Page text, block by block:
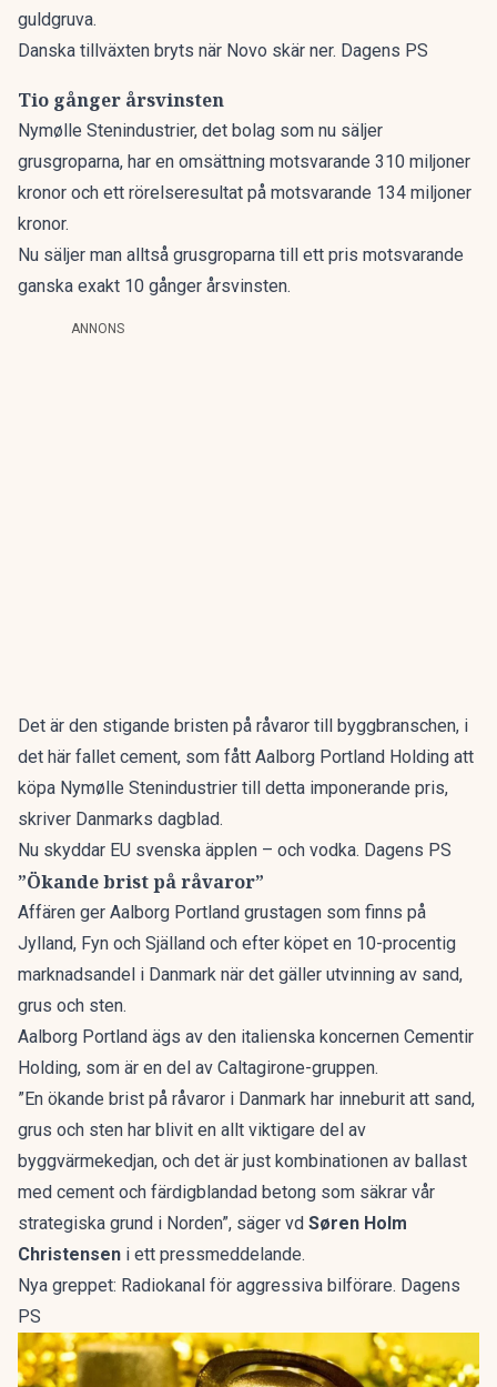
guldgruva.
Danska tillväxten bryts när Novo skär ner. Dagens PS
Tio gånger årsvinsten
Nymølle Stenindustrier, det bolag som nu säljer
grusgroparna, har en omsättning motsvarande 310 miljoner
kronor och ett rörelseresultat på motsvarande 134 miljoner
kronor.
Nu säljer man alltså grusgroparna till ett pris motsvarande
ganska exakt 10 gånger årsvinsten.
ANNONS
Det är den stigande bristen på råvaror till byggbranschen, i
det här fallet cement, som fått Aalborg Portland Holding att
köpa Nymølle Stenindustrier till detta imponerande pris,
skriver Danmarks dagblad.
Nu skyddar EU svenska äpplen – och vodka. Dagens PS
”Ökande brist på råvaror”
Affären ger Aalborg Portland grustagen som finns på
Jylland, Fyn och Själland och efter köpet en 10-procentig
marknadsandel i Danmark när det gäller utvinning av sand,
grus och sten.
Aalborg Portland ägs av den italienska koncernen Cementir
Holding, som är en del av Caltagirone-gruppen.
”En ökande brist på råvaror i Danmark har inneburit att sand,
grus och sten har blivit en allt viktigare del av
byggvärmekedjan, och det är just kombinationen av ballast
med cement och färdigblandad betong som säkrar vår
strategiska grund i Norden”, säger vd Søren Holm
Christensen i ett pressmeddelande.
Nya greppet: Radiokanal för aggressiva bilförare. Dagens
PS